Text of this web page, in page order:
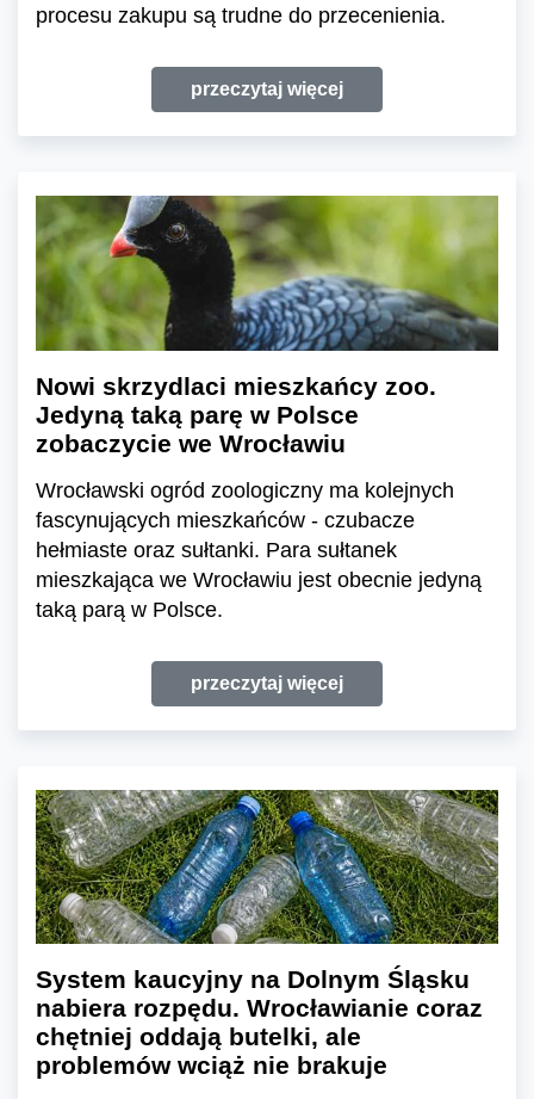
procesu zakupu są trudne do przecenienia.
przeczytaj więcej
Nowi skrzydlaci mieszkańcy zoo.
Jedyną taką parę w Polsce
zobaczycie we Wrocławiu
Wrocławski ogród zoologiczny ma kolejnych
fascynujących mieszkańców - czubacze
hełmiaste oraz sułtanki. Para sułtanek
mieszkająca we Wrocławiu jest obecnie jedyną
taką parą w Polsce.
przeczytaj więcej
System kaucyjny na Dolnym Śląsku
nabiera rozpędu. Wrocławianie coraz
chętniej oddają butelki, ale
problemów wciąż nie brakuje